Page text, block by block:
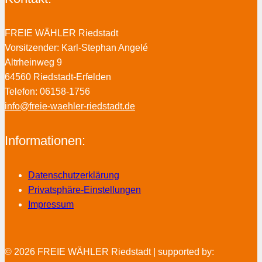
FREIE WÄHLER Riedstadt
Vorsitzender: Karl-Stephan Angelé
Altrheinweg 9
64560 Riedstadt-Erfelden
Telefon: 06158-1756
info@freie-waehler-riedstadt.de
Informationen:
Datenschutzerklärung
Privatsphäre-Einstellungen
Impressum
© 2026 FREIE WÄHLER Riedstadt | supported by: